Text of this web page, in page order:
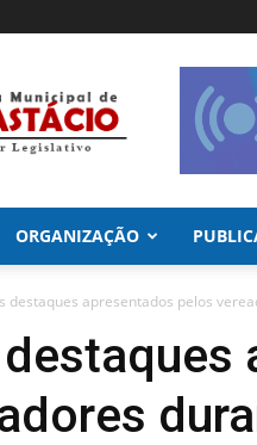
ORGANIZAÇÃO
destaques apresentados pelos